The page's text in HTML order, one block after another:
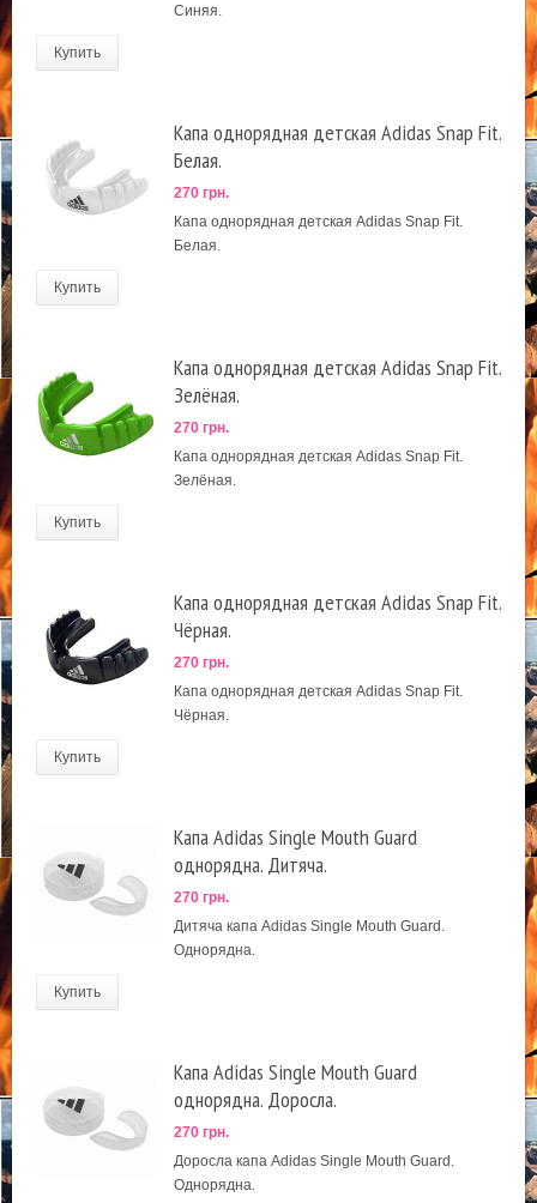
Синяя.
Купить
Капа однорядная детская Adidas Snap Fit.
Белая.
270 грн.
Капа однорядная детская Adidas Snap Fit.
Белая.
Купить
Капа однорядная детская Adidas Snap Fit.
Зелёная.
270 грн.
Капа однорядная детская Adidas Snap Fit.
Зелёная.
Купить
Капа однорядная детская Adidas Snap Fit.
Чёрная.
270 грн.
Капа однорядная детская Adidas Snap Fit.
Чёрная.
Купить
Капа Adidas Single Mouth Guard
однорядна. Дитяча.
270 грн.
Дитяча капа Adidas Single Mouth Guard.
Однорядна.
Купить
Капа Adidas Single Mouth Guard
однорядна. Доросла.
270 грн.
Доросла капа Adidas Single Mouth Guard.
Однорядна.